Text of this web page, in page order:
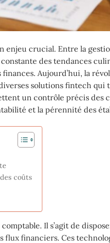
enjeu crucial. Entre la
des tendances
Aujourd’hui, la
solutions fintech qui
un contrôle précis des
et la pérennité des
coûts
Il s’agit de
flux financiers. Ces